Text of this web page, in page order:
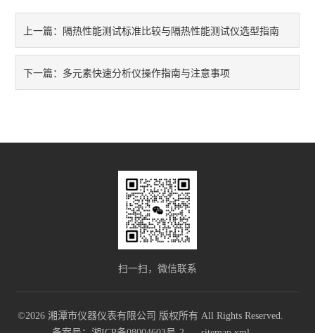
上一篇： 隔热性能测试标准比较与隔热性能测试仪选型指南
下一篇： 多元素快速分析仪操作指南与注意事项
扫一扫，微信联系
©2026 湘潭市仪器仪表有限公司 版权所有 All Rights Reserved.